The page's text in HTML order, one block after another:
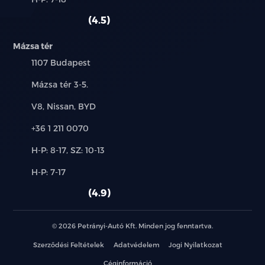
LED lámpa: nappali menetfény – ködfényszóró –
elakadásjelző - hátsó ködlámpa – kettős
tolatólámpa
Hazakísérő fény
Automata fényszóró
Automata távolsági / tompított fényszóró
Fényezett ajtókilincs
4.5
Mázsa tér
Település:
1107 Budapest
Cím:
Mázsa tér 3-5.
Márkák:
V8, Nissan, BYD
Telefon:
+36 1 211 0070
Új-
használt
H-P: 8-17, SZ: 10-13
Alkatrész,
H-P: 7-17
4.9
© 2026 Petrányi-Autó Kft. Minden jog fenntartva.
Szerződési Feltételek Adatvédelem Jogi Nyilatkozat
Céginformáció